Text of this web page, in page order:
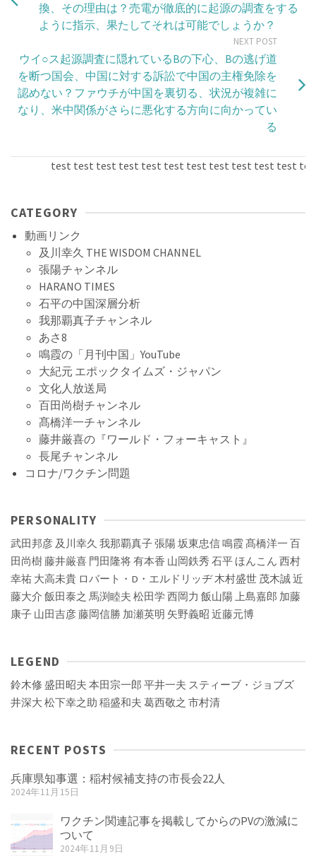
換、その理由は？売電が徹底的に起源の調査をする
ように指示、果たしてそれは可能でしょうか？
NEXT POST
ウイ○ス起源調査に隠れているBの下心、Bの逃げ道
を断つ国会、中国に対する訴訟で中国の主権免除を
認めない？ファウチが中国を裏切る、状況が複雑に
なり、米中関係がさらに悪化する方向に向かってい
る
test test test test test test test test test test test test
CATEGORY
動画リンク
及川幸久 THE WISDOM CHANNEL
張陽チャンネル
HARANO TIMES
石平の中国深層分析
我那覇真子チャンネル
あさ8
鳴霞の「月刊中国」YouTube
大紀元 エポックタイムズ・ジャパン
文化人放送局
百田尚樹チャンネル
髙橋洋一チャンネル
藤井厳喜の『ワールド・フォーキャスト』
長尾チャンネル
コロナ/ワクチン問題
PERSONALITY
武田邦彦 及川幸久 我那覇真子張陽坂東忠信鳴霞 髙橋洋一 百
田尚樹藤井厳喜 門田隆将有本香 山岡鉄秀 石平 ほんこん 西村
幸祐 大高未貴 ロバート・D・エルドリッヂ木村盛世 茂木誠近
藤大介 飯田泰之 馬渕睦夫 松田学 西岡力 飯山陽上島嘉郎 加藤
康子 山田吉彦藤岡信勝 加瀬英明 矢野義昭 近藤元博
LEGEND
鈴木修 盛田昭夫 本田宗一郎 平井一夫 スティーブ・ジョブズ
井深大 松下幸之助 稲盛和夫 葛西敬之 市村清
RECENT POSTS
兵庫県知事選：稲村候補支持の市長会22人
2024年11月15日
ワクチン関連記事を掲載してからのPVの激減に
ついて
2024年11月9日